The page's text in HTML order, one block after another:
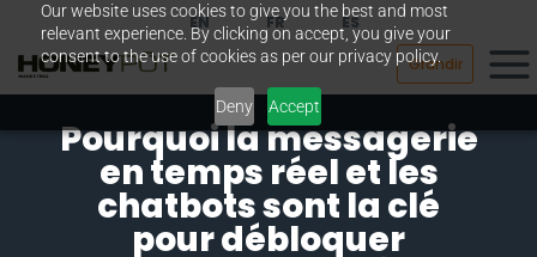
Our website uses cookies to give you the best and most
relevant experience. By clicking on accept, you give your
consent to the use of cookies as per our privacy policy.
Deny Accept
Passer
contenu
EN FR ES
Grandir
Pourquoi la messagerie
en temps réel et les
chatbots sont la clé
pour débloquer